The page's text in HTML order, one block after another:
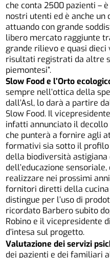
che conta 2500 pazienti –
nostri utenti ed è anche un
attuando con grande
libero mercato raggiunte
grande rilievo e quasi
risultati registrati da altre
piemontesi”.
Slow Food e l’Orto
sempre nell’ottica della
dall’Asl, lo darà a partire
Slow Food. Il
infatti annunciato il decollo
che punterà a fornire agli
formativi sia sotto il
della biodiversità
dell’educazione
realizzare nei prossimi
fornitori diretti della cucina
distingue per l’uso di
ricordato Barbero subito
Robino e il vicepresidente
d’intesa sul progetto.
Valutazione dei servizi
dei pazienti e dei familiari